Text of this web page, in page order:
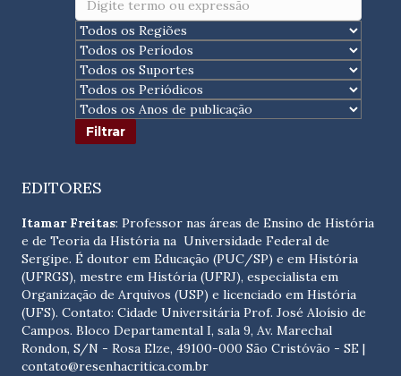
EDITORES
Itamar Freitas: Professor nas áreas de Ensino de História
e de Teoria da História na Universidade Federal de
Sergipe. É doutor em Educação (PUC/SP) e em História
(UFRGS), mestre em História (UFRJ), especialista em
Organização de Arquivos (USP) e licenciado em História
(UFS). Contato: Cidade Universitária Prof. José Aloísio de
Campos. Bloco Departamental I, sala 9, Av. Marechal
Rondon, S/N - Rosa Elze, 49100-000 São Cristóvão - SE |
contato@resenhacritica.com.br